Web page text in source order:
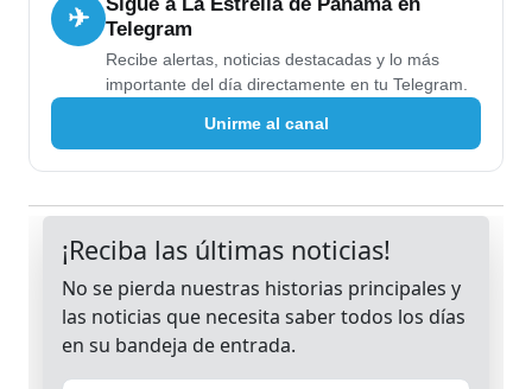
✈
Sigue a La Estrella de Panamá en
Telegram
Recibe alertas, noticias destacadas y lo más
importante del día directamente en tu Telegram.
Unirme al canal